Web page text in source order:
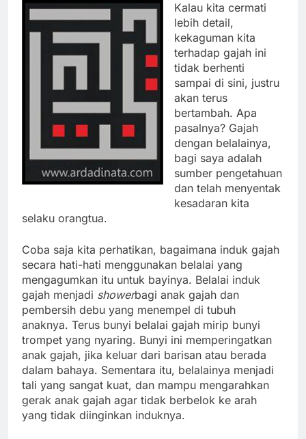
Kalau kita cermati
lebih detail,
kekaguman kita
terhadap gajah ini
tidak berhenti
sampai di sini, justru
akan terus
bertambah. Apa
pasalnya? Gajah
dengan belalainya,
bagi saya adalah
sumber pengetahuan
dan telah menyentak
kesadaran kita
selaku orangtua.
Coba saja kita perhatikan, bagaimana induk gajah
secara hati-hati menggunakan belalai yang
mengagumkan itu untuk bayinya. Belalai induk
gajah menjadi showerbagi anak gajah dan
pembersih debu yang menempel di tubuh
anaknya. Terus bunyi belalai gajah mirip bunyi
trompet yang nyaring. Bunyi ini memperingatkan
anak gajah, jika keluar dari barisan atau berada
dalam bahaya. Sementara itu, belalainya menjadi
tali yang sangat kuat, dan mampu mengarahkan
gerak anak gajah agar tidak berbelok ke arah
yang tidak diinginkan induknya.